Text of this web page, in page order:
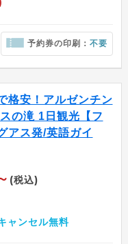
予約券の印刷：不要
格安！アルゼンチン
の滝 1日観光【フ
アス発/英語ガイ
(税込)
ャンセル無料